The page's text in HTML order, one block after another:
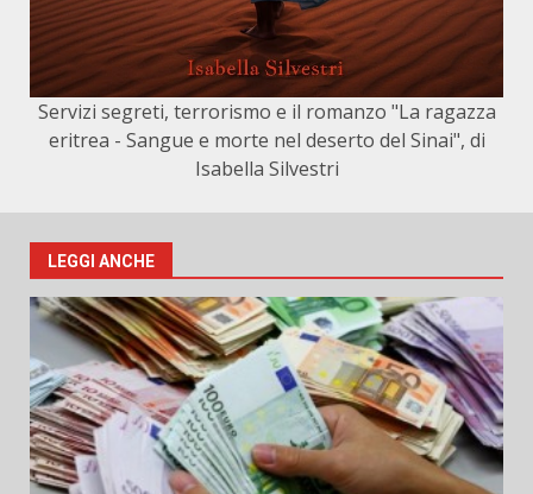
Servizi segreti, terrorismo e il romanzo "La ragazza
eritrea - Sangue e morte nel deserto del Sinai", di
Isabella Silvestri
LEGGI ANCHE